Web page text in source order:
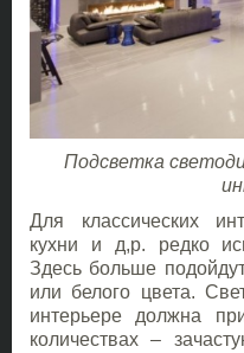
Подсветка
Для классических
кухни и д,р. редко
Здесь больше
или белого цвета.
интерьере должна
количествах –